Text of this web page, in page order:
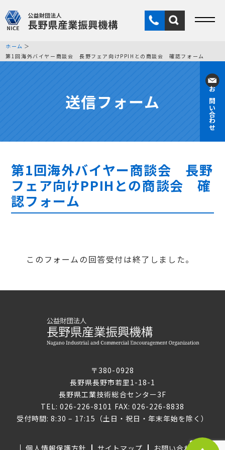
お問い合わせ
ホーム
第1回海外バイヤー商談会 長野フェア向けPPIHとの商談会 確認フォーム
送信フォーム
第1回海外バイヤー商談会 長野
フェア向けPPIHとの商談会 確
認フォーム
このフォームの回答受付は終了しました。
〒380-0928
長野県長野市若里1-18-1
長野県工業技術総合センター3F
TEL: 026-226-8101 FAX: 026-226-8838
受付時間: 8:30 – 17:15（土日・祝日・年末年始を除く）
個人情報保護方針 サイトマップ お問い合わせ